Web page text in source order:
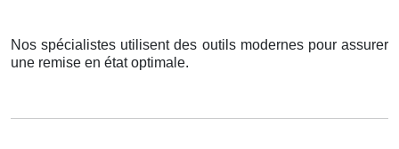
Nos spécialistes utilisent des outils modernes pour assurer
une remise en état optimale.